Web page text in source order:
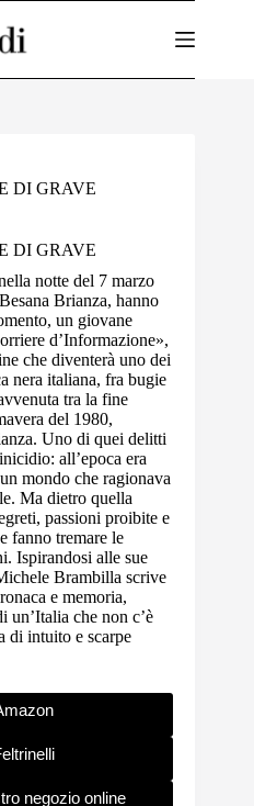
DI GRAVE
DI GRAVE
notte del 7 marzo
Brianza, hanno
un giovane
d’Informazione»,
che diventerà uno dei
nera italiana, fra bugie
tra la fine
del 1980,
Uno di quei delitti
all’epoca era
mondo che ragionava
Ma dietro quella
passioni proibite e
fanno tremare le
Ispirandosi alle sue
Brambilla scrive
e memoria,
un’Italia che non c’è
di intuito e scarpe
negozio online